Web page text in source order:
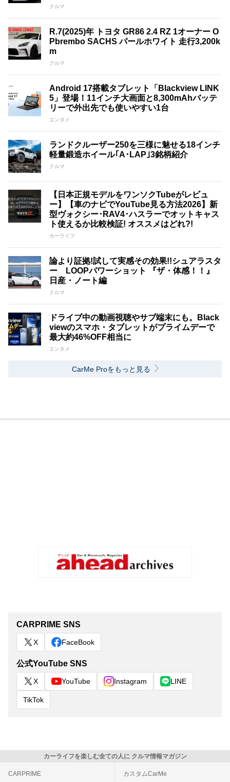
クルマ
R.7(2025)年 トヨタ GR86 2.4 RZ 1オーナー O
Pbrembo SACHS パールホワイト 走行3,200k
m
クルマ
Android 17搭載タブレット「Blackview LINK
5」登場！11インチ大画面と8,300mAhバッテ
リーで外出先でも使いやすい1台
エンタメ
ランドクルーザー250を三様に魅せる18インチ
軽量鍛造ホイール｢A･LAP｣3銘柄紹介
クルマ
【日本正規モデルをワンソクTubeがレビュ
ー】【車のナビでYouTube見る方法2026】新
型ヴォクシー･RAV4･ハスラーでオットキャス
ト使えるか比較検証! オススメはどれ?!
カーライフ
論より証拠!試して実感その効果!!シュアラスタ
ー LOOPパワーショット 『ザ・体感！！』
日産・ノート編
クルマ
ドライブ中の動画視聴やサブ端末にも。Black
viewのスマホ・タブレットがプライムデーで
最大約46%OFF相当に
エンタメ
CarMe Proをもっと見る
CARPRIME SNS
X FaceBook
公式YouTube SNS
X YouTube Instagram LINE
TikTok
カーライフを楽しむ全ての人に クルマ情報マガジン
CARPRIME カスタムCarMe